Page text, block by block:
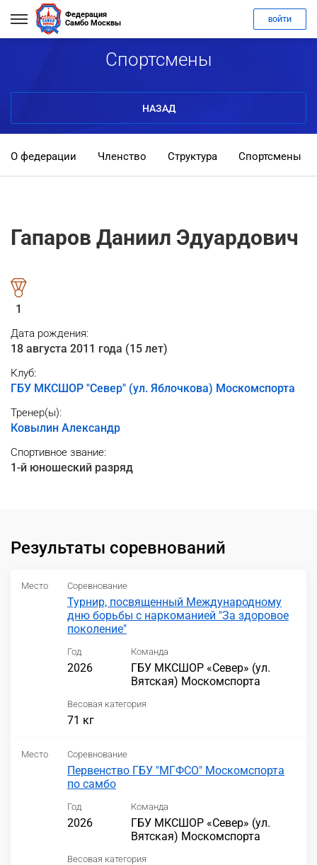
Федерация
Самбо Москвы
ВОЙТИ
Спортсмены
НАЗАД
О федерации Членство Структура Спортсмены
Гапаров Даниил Эдуардович
1
Дата рождения:
18 августа 2011 года (15 лет)
Клуб:
ГБУ МКСШОР "Север" (ул. Яблочкова) Москомспорта
Тренер(ы):
Ковылин Александр
Спортивное звание:
1-й юношеский разряд
Результаты соревнований
Место Соревнование
Турнир, посвященный Международному
дню борьбы с наркоманией "За здоровое
поколение"
Год
2026
Команда
ГБУ МКСШОР «Север» (ул.
Вятская) Москомспорта
Весовая категория
71 кг
Место Соревнование
Первенство ГБУ "МГФСО" Москомспорта
по самбо
Год
2026
Команда
ГБУ МКСШОР «Север» (ул.
Вятская) Москомспорта
Весовая категория